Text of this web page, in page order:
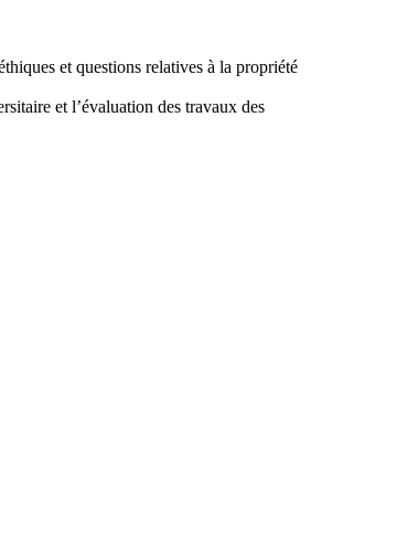
et questions relatives à la propriété
et l’évaluation des travaux des